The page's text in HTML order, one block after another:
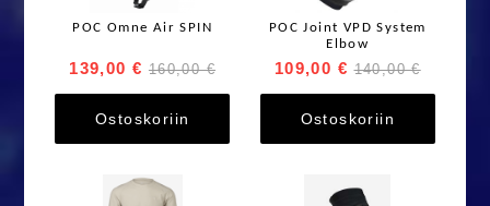
POC Omne Air SPIN
139,00 € 160,00 €
Ostoskoriin
POC Joint VPD System
Elbow
109,00 € 140,00 €
Ostoskoriin